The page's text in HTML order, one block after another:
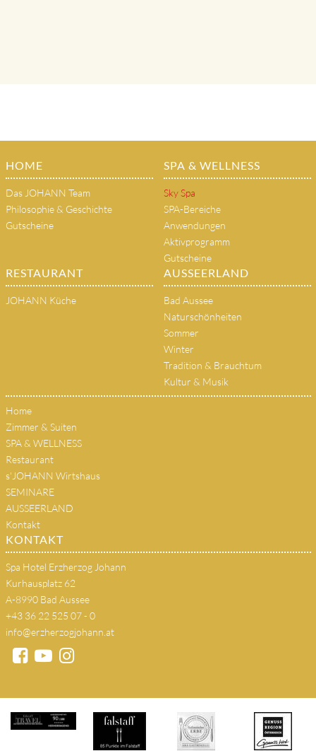
HOME
Das JOHANN Team
Philosophie & Geschichte
Gutscheine
SPA & WELLNESS
Sky Spa
SPA-Bereiche
Anwendungen
Aktivprogramm
Gutscheine
RESTAURANT
JOHANN Küche
AUSSEERLAND
Bad Aussee
Naturschönheiten
Sommer
Winter
Tradition & Brauchtum
Kultur & Musik
Home
Zimmer & Suiten
SPA & WELLNESS
Restaurant
s'JOHANN Wirtshaus
SEMINARE
AUSSEERLAND
Kontakt
KONTAKT
Spa Hotel Erzherzog Johann
Kurhausplatz 62
A-8990 Bad Aussee
+43 36 22 525 07 - 0
info@erzherzogjohann.at